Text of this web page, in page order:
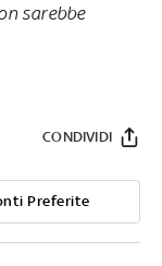
sarebbe
Preferite
CONDIVIDI